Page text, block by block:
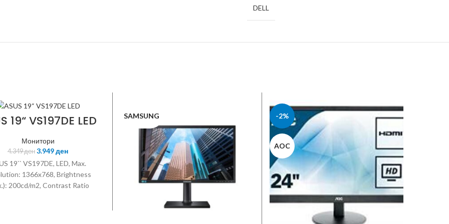
DELL
19“ VS197DE LED
Монитори
4.349ден 3.949ден
19`` VS197DE, LED, Max.
1366x768, Brightness
200cd/m2, Contrast Ratio
SAMSUNG -2%
AOC